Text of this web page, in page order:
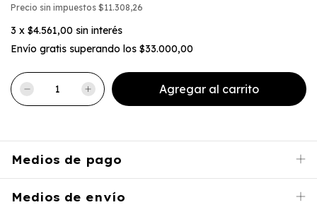
Precio sin impuestos $11.308,26
3 x $4.561,00 sin interés
Envío gratis superando los $33.000,00
Medios de pago
Medios de envío